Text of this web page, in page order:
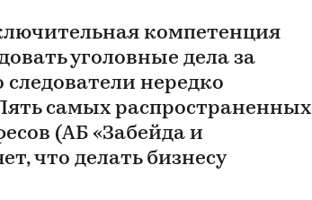
компетенция
уголовные дела за
следователи нередко
самых распространенных
(АБ «Забейда и
что делать бизнесу